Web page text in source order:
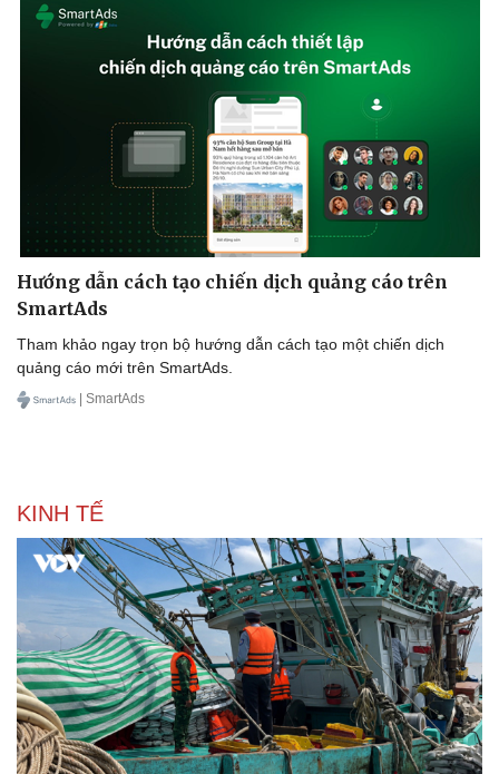
Thông tin doanh nghiệp
Doanh nghiệp 24h
Vì cộng đồng
Công nghệ
Sành điệu
Tin Công nghệ
Trải nghiệm
Chuyển đổi số
Hướng dẫn cách tạo chiến dịch quảng cáo trên
SmartAds
Tham khảo ngay trọn bộ hướng dẫn cách tạo một chiến dịch
quảng cáo mới trên SmartAds.
| SmartAds
KINH TẾ